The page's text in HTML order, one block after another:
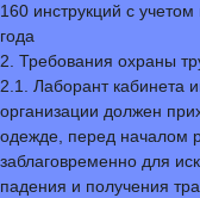
160 инструкций с
года
2. Требования охраны
2.1. Лаборант кабинета
организации должен
одежде, перед началом
заблаговременно для
падения и получения